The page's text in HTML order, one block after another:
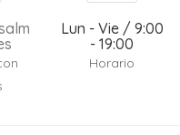
Lun - Vie / 9:00
- 19:00
Horario